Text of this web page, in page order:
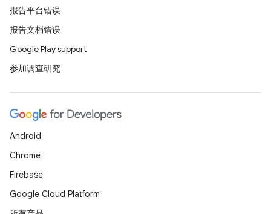
报告平台错误
报告文档错误
Google Play support
参加调查研究
Android
Chrome
Firebase
Google Cloud Platform